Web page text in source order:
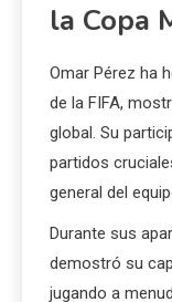
la Copa
Omar Pérez ha
de la FIFA,
global. Su
partidos
general del
Durante sus
demostró su
jugando a